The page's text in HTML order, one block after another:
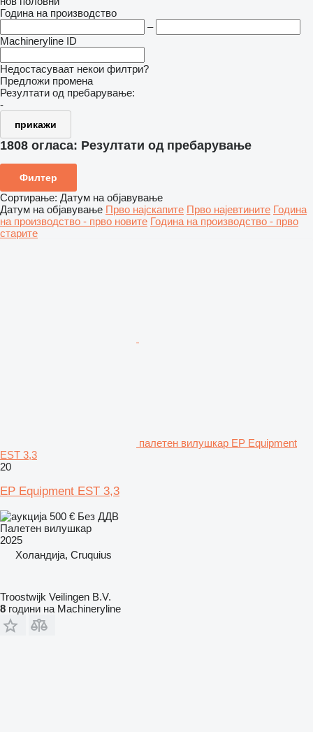
Година на производство
–
Machineryline ID
Недостасуваат некои филтри?
Предложи промена
Резултати од пребарување:
-
прикажи
1808 огласа: Резултати од пребарување
Филтер
Сортирање: Датум на објавување
Датум на објавување Прво најскапите Прво најевтините Година
на производство - прво новите Година на производство - прво
старите
палетен вилушкар EP Equipment
EST 3,3
20
EP Equipment EST 3,3
500 € Без ДДВ
Палетен вилушкар
2025
Холандија, Cruquius
Troostwijk Veilingen B.V.
8 години на Machineryline